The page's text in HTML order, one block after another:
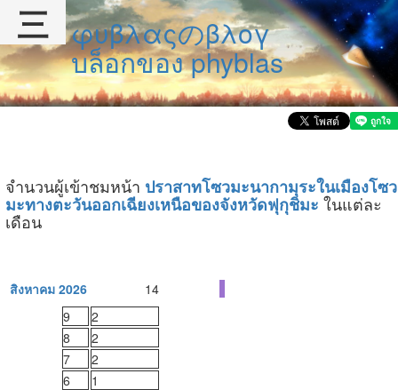
φυβλαςのβλογ
บล็อกของ phyblas
จำนวนผู้เข้าชมหน้า ปราสาทโซวมะนากามุระในเมืองโซว
มะทางตะวันออกเฉียงเหนือของจังหวัดฟุกุชิมะ ในแต่ละ
เดือน
สิงหาคม 2026
14
9
2
8
2
7
2
6
1
三